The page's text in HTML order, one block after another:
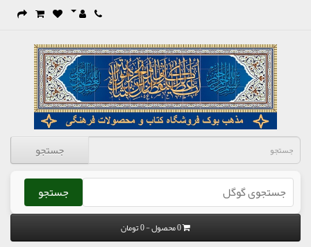
جستجو
جستجو
0 محصول - 0 تومان